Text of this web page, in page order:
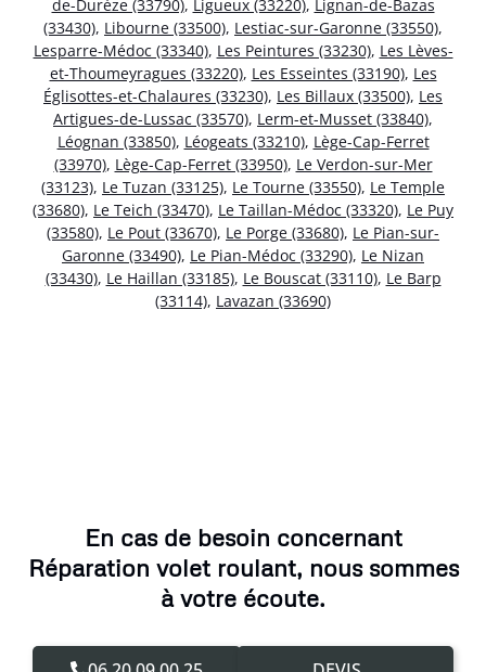
de-Durèze (33790), Ligueux (33220), Lignan-de-Bazas
(33430), Libourne (33500), Lestiac-sur-Garonne (33550),
Lesparre-Médoc (33340), Les Peintures (33230), Les Lèves-
et-Thoumeyragues (33220), Les Esseintes (33190), Les
Églisottes-et-Chalaures (33230), Les Billaux (33500), Les
Artigues-de-Lussac (33570), Lerm-et-Musset (33840),
Léognan (33850), Léogeats (33210), Lège-Cap-Ferret
(33970), Lège-Cap-Ferret (33950), Le Verdon-sur-Mer
(33123), Le Tuzan (33125), Le Tourne (33550), Le Temple
(33680), Le Teich (33470), Le Taillan-Médoc (33320), Le Puy
(33580), Le Pout (33670), Le Porge (33680), Le Pian-sur-
Garonne (33490), Le Pian-Médoc (33290), Le Nizan
(33430), Le Haillan (33185), Le Bouscat (33110), Le Barp
(33114), Lavazan (33690)
En cas de besoin concernant
Réparation volet roulant, nous sommes
à votre écoute.